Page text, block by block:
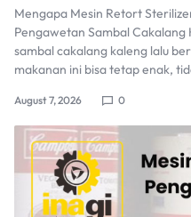
Mengapa Mesin Retort
Pengawetan Sambal
sambal cakalang kaleng lalu
makanan ini bisa tetap enak,
August 7, 2026 0